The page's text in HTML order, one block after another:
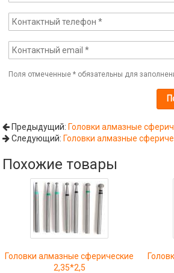
Поля отмеченные *обязательны для
Предыдущий: Головки алмазные
Следующий: Головки алмазные
Похожие товары
Головки алмазные сферические
2,35*2,5